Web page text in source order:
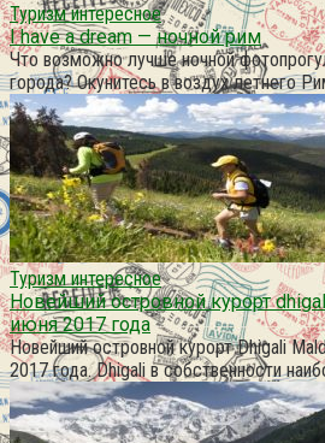
Туризм интересное
I have a dream — ночной рим
Что возможно лучше ночной
города? Окунитесь в воздух летнего
Туризм интересное
Новейший островной курорт
июня 2017 года
Новейший островной курорт Dhigali
2017 года. Dhigali в собственности